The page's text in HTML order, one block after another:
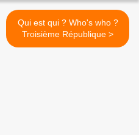
Qui est qui ? Who's who ?
Troisième République >